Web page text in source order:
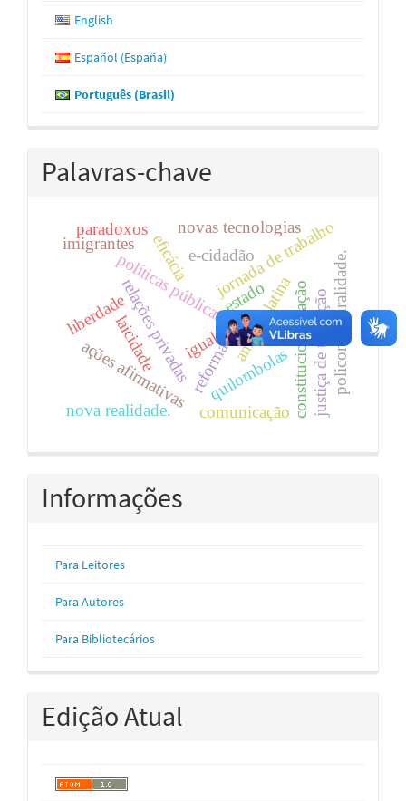
English
Español (España)
Português (Brasil)
Palavras-chave
políticas públicas
relações privadasigualdade
ações afirmativas
américa latina
quilombolas
nova realidade.
eficácia
constitucionalizaçãojustiça de transição
laicidade
liberdade estado
jornada de trabalho
novas tecnologias
policontexturalidade.
comunicação
e-cidadão
imigrantes
paradoxos
reforma
Informações
Para Leitores
Para Autores
Para Bibliotecários
Edição Atual